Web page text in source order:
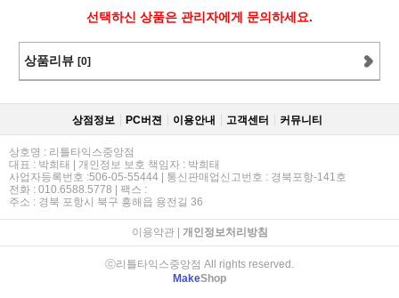
선택하신 상품은 관리자에게 문의하세요.
상품리뷰 [0]
상점정보 PC버젼 이용안내 고객센터 커뮤니티
상호명 : 리틀타익스중앙점
대표 : 박희태 | 개인정보 보호 책임자 : 박희태
사업자등록번호 :506-05-55444 | 통신판매업신고번호 : 경북포항-141호
전화 : 010.6588.5778 | 팩스 :
주소 : 경북 포항시 북구 흥해읍 용전길 36
이용약관| 개인정보처리방침
ⓒ리틀타익스중앙점 All rights reserved.
MakeShop